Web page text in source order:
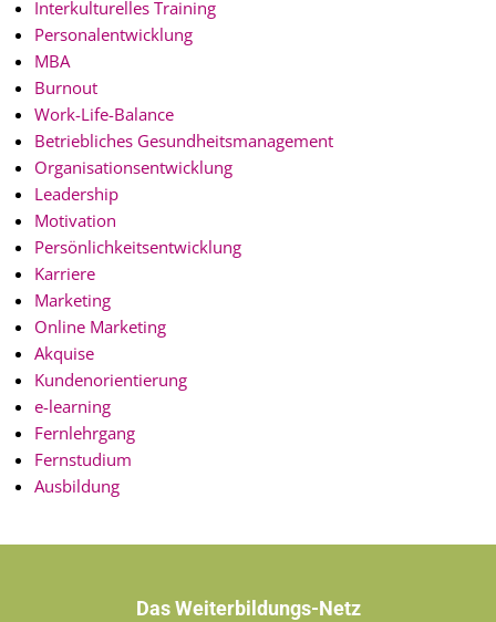
Interkulturelles Training
Personalentwicklung
MBA
Burnout
Work-Life-Balance
Betriebliches Gesundheitsmanagement
Organisationsentwicklung
Leadership
Motivation
Persönlichkeitsentwicklung
Karriere
Marketing
Online Marketing
Akquise
Kundenorientierung
e-learning
Fernlehrgang
Fernstudium
Ausbildung
Das Weiterbildungs-Netz